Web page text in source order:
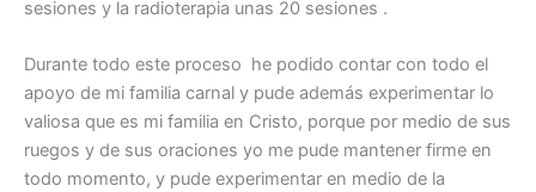
sesiones y la radioterapia unas 20 sesiones .
Durante todo este proceso he podido contar con todo el
apoyo de mi familia carnal y pude además experimentar lo
valiosa que es mi familia en Cristo, porque por medio de sus
ruegos y de sus oraciones yo me pude mantener firme en
todo momento, y pude experimentar en medio de la